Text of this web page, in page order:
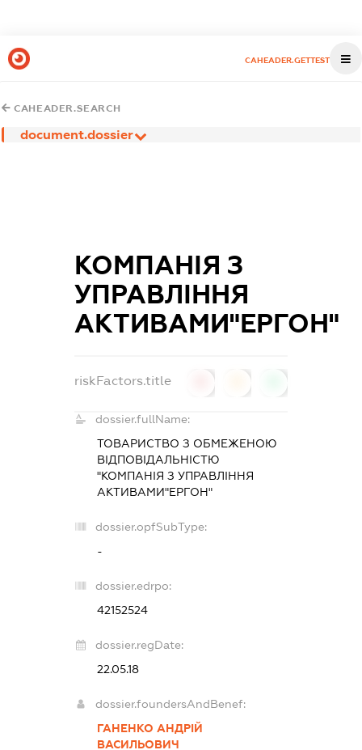
CAHEADER.GETTEST
CAHEADER.SEARCH
document.dossier
КОМПАНІЯ З
УПРАВЛІННЯ
АКТИВАМИ"ЕРГОН"
riskFactors.title
dossier.fullName:
ТОВАРИСТВО З ОБМЕЖЕНОЮ
ВІДПОВІДАЛЬНІСТЮ
"КОМПАНІЯ З УПРАВЛІННЯ
АКТИВАМИ"ЕРГОН"
dossier.opfSubType:
-
dossier.edrpo:
42152524
dossier.regDate:
22.05.18
dossier.foundersAndBenef:
ГАНЕНКО АНДРІЙ
ВАСИЛЬОВИЧ